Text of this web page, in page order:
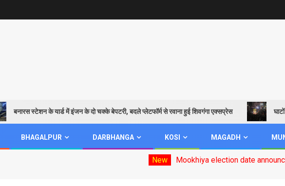
बनारस स्टेशन के यार्ड में इंजन के दो चक्के बेपटरी, बदले प्लेटफॉर्म से रवाना हुई शिवगंगा एक्सप्रेस घाटों पर
BHAGALPUR DARBHANGA KOSI MAGADH
Mookhiya election date announced.(